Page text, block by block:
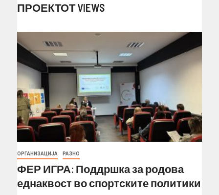
ПРОЕКТОТ VIEWS
ОРГАНИЗАЦИЈА РАЗНО
ФЕР ИГРА: Поддршка за родова
еднаквост во спортските политики